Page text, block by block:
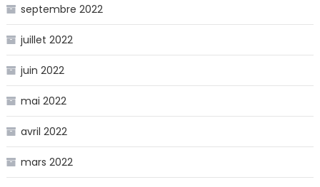
septembre 2022
juillet 2022
juin 2022
mai 2022
avril 2022
mars 2022